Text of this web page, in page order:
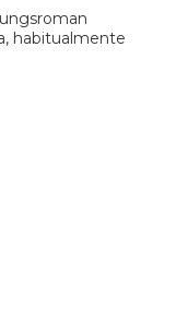
habitualmente